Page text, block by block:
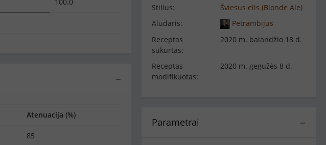
Stilius:
Šviesus elis (Blonde Ale)
Aludaris:
Petrambijus
Receptas
sukurtas:
2020 m. balandžio 18 d.
Receptas
modifikuotas:
2020 m. gegužės 8 d.
−
Parametrai
−
Atenuacija (%)
85